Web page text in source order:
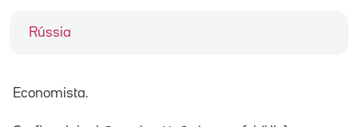
Rússia
Economista.